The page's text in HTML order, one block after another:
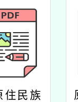
住民族